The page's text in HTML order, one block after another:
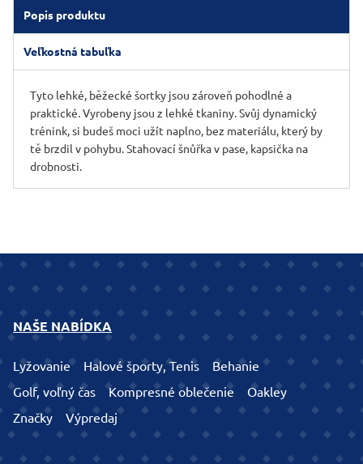
Popis produktu
Veľkostná tabuľka
Tyto lehké, běžecké šortky jsou zároveň pohodlné a
praktické. Vyrobeny jsou z lehké tkaniny. Svůj dynamický
trénink, si budeš moci užít naplno, bez materiálu, který by
tě brzdil v pohybu. Stahovací šnůřka v pase, kapsička na
drobnosti.
NAŠE NABÍDKA
Lyžovanie Halové športy, Tenis
Behanie
Golf, voľný čas
Kompresné oblečenie
Oakley
Značky
Výpredaj